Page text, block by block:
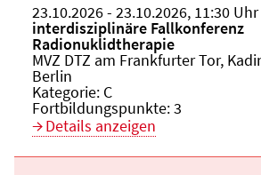
Beginn:
23.10.2026Ende und Anfangszeit:
- 23.10.2026, 11:30 Uhr
Veranstaltungstitel:
interdisziplinäre Fallkonferenz
Radionuklidtherapie
Veranstaltungsort:
MVZ DTZ am Frankfurter Tor,
Berlin
Kategorie: C
Fortbildungspunkte:3
Details anzeigen